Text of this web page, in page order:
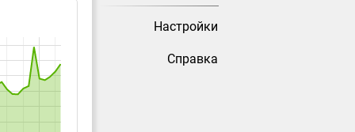
Настройки
Справка
не